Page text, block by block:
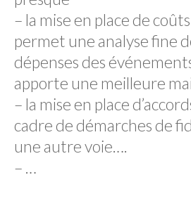
– la mise en place de
permet une analyse fine
dépenses des
apporte une meilleure
– la mise en place
cadre de démarches de
une autre voie….
– …